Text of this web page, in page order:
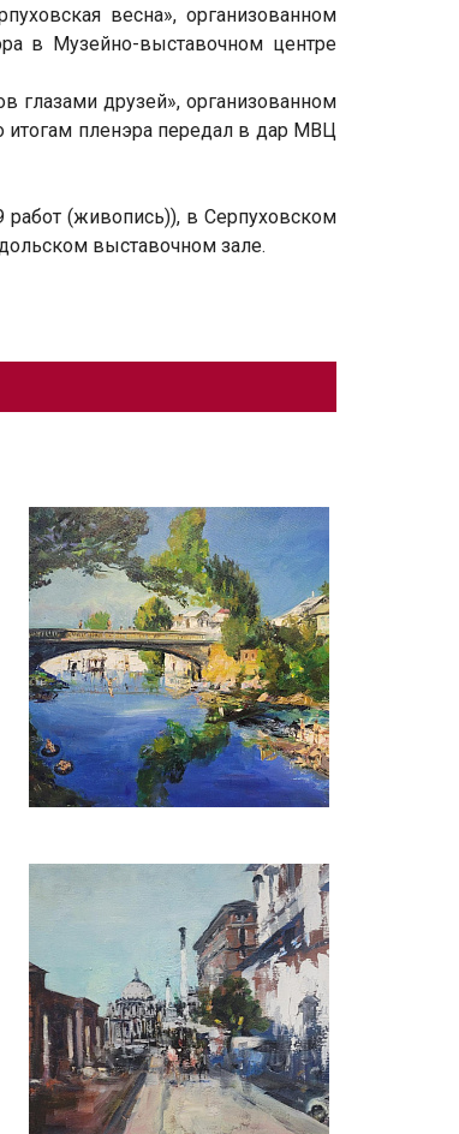
весна», организованном
в Музейно-выставочном центре
глазами друзей», организованном
пленэра передал в дар МВЦ
(живопись)), в Серпуховском
выставочном зале.